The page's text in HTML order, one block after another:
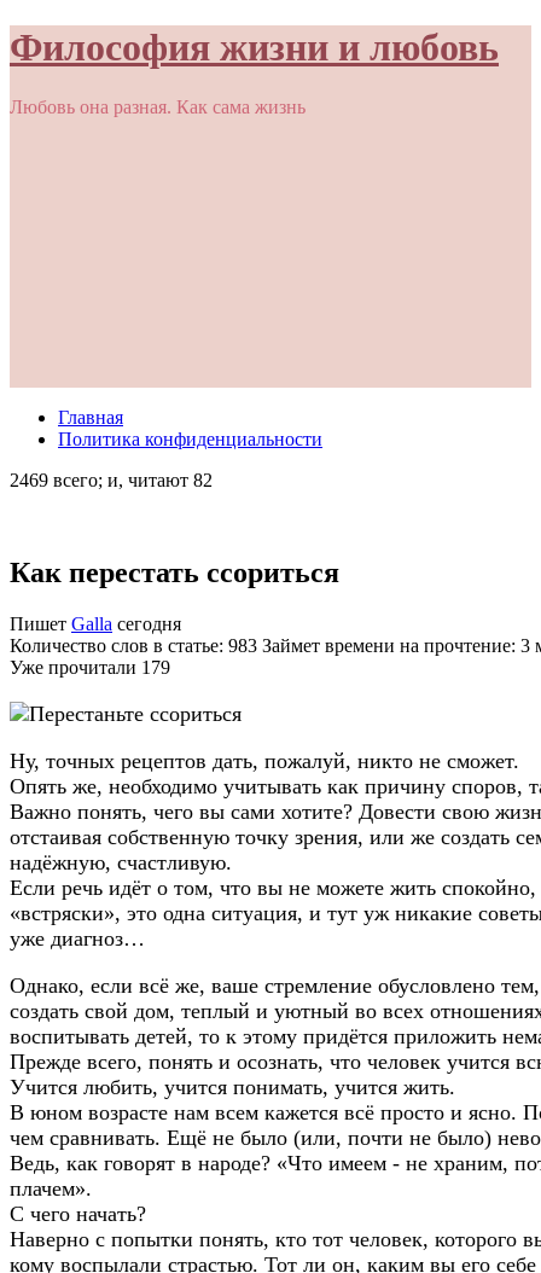
Философия жизни и любовь
Любовь она разная. Как сама жизнь
Главная
Политика конфиденциальности
2469 всего; и, читают 82
Как перестать ссориться
Пишет Galla сегодня
Количество слов в статье: 983 Займет времени на прочтение:
Уже прочитали 179
Ну, точных рецептов дать, пожалуй, никто не сможет.
Опять же, необходимо учитывать как причину споров,
Важно понять, чего вы сами хотите? Довести свою
отстаивая собственную точку зрения, или же создать
надёжную, счастливую.
Если речь идёт о том, что вы не можете жить
«встряски», это одна ситуация, и тут уж никакие
уже диагноз…
Однако, если всё же, ваше стремление обусловлено
создать свой дом, теплый и уютный во всех
воспитывать детей, то к этому придётся приложить
Прежде всего, понять и осознать, что человек учится
Учится любить, учится понимать, учится жить.
В юном возрасте нам всем кажется всё просто и ясно.
чем сравнивать. Ещё не было (или, почти не было)
Ведь, как говорят в народе? «Что имеем - не храним,
плачем».
С чего начать?
Наверно с попытки понять, кто тот человек, которого
кому воспылали страстью. Тот ли он, каким вы его себе